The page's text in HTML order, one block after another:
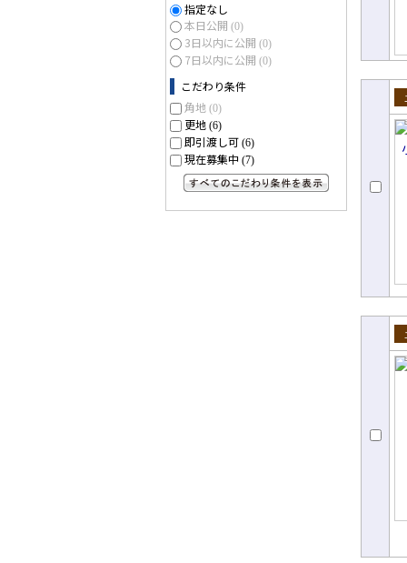
指定なし
本日公開 (0)
3日以内に公開 (0)
7日以内に公開 (0)
こだわり条件
角地 (0)
更地 (6)
即引渡し可 (6)
現在募集中 (7)